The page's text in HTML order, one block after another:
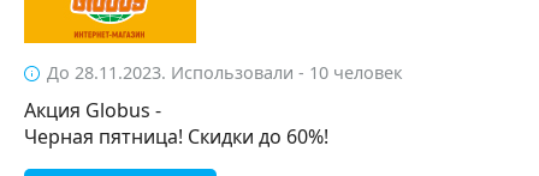
До 28.11.2023. Использовали - 10 человек
Акция Globus -
Черная пятница! Скидки до 60%!